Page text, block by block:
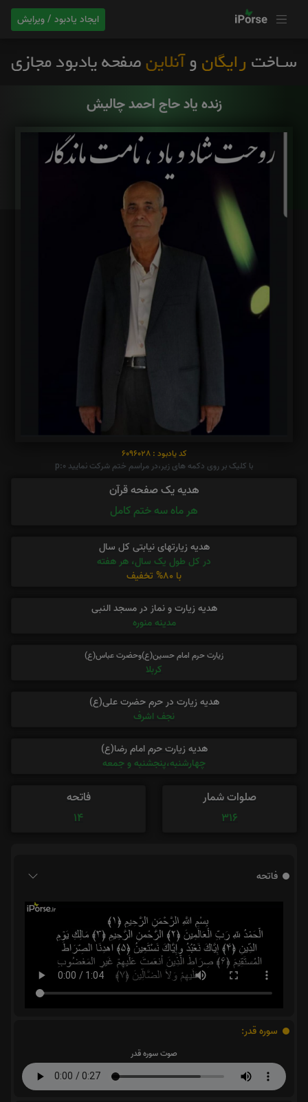
ایجاد یادبود / ویرایش
زنده یاد حاج احمد چالیش
کد یادبود : 6096028
با کلیک بر روی دکمه های زیر،در مراسم ختم شرکت نمایید p:0
هدیه یک صفحه قرآن
هر ماه سه ختم کامل
هدیه زیارتهای نیابتی کل سال
در کل طول یک سال، هر هفته
با 80% تخفیف
هدیه زیارت و نماز در مسجد النبی
مدینه منوره
زیارت حرم امام حسین(ع)وحضرت عباس(ع)
کربلا
هدیه زیارت در حرم حضرت علی(ع)
نجف اشرف
هدیه زیارت حرم امام رضا(ع)
چهارشنبه،پنجشنبه و جمعه
صلوات شمار
316
فاتحه
14
فاتحه
سوره قدر:
صوت سوره قدر